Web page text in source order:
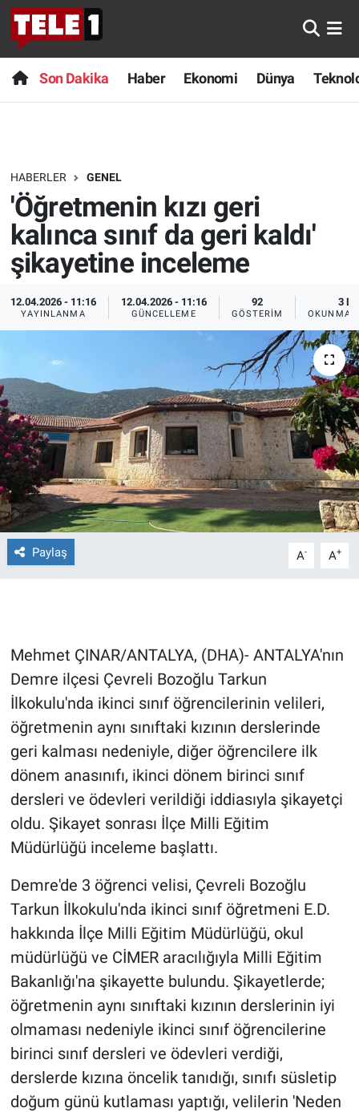
Son Dakika Haber Ekonomi Dünya
HABERLER GENEL
'Öğretmenin kızı geri
kalınca sınıf da geri kaldı'
şikayetine inceleme
12.04.2026 - 11:16
YAYINLANMA
12.04.2026 - 11:16
GÜNCELLEME
92
GÖSTERIM
3 DK
OKUNMA
Paylaş A- A+
Mehmet ÇINAR/ANTALYA, (DHA)- ANTALYA'nın
Demre ilçesi Çevreli Bozoğlu Tarkun
İlkokulu'nda ikinci sınıf öğrencilerinin velileri,
öğretmenin aynı sınıftaki kızının derslerinde
geri kalması nedeniyle, diğer öğrencilere ilk
dönem anasınıfı, ikinci dönem birinci sınıf
dersleri ve ödevleri verildiği iddiasıyla şikayetçi
oldu. Şikayet sonrası İlçe Milli Eğitim
Müdürlüğü inceleme başlattı.
Demre'de 3 öğrenci velisi, Çevreli Bozoğlu
Tarkun İlkokulu'nda ikinci sınıf öğretmeni E.D.
hakkında İlçe Milli Eğitim Müdürlüğü, okul
müdürlüğü ve CİMER aracılığıyla Milli Eğitim
Bakanlığı'na şikayette bulundu. Şikayetlerde;
öğretmenin aynı sınıftaki kızının derslerinin iyi
olmaması nedeniyle ikinci sınıf öğrencilerine
birinci sınıf dersleri ve ödevleri verdiği,
derslerde kızına öncelik tanıdığı, sınıfı süsletip
doğum günü kutlaması yaptığı, velilerin 'Neden
Anında Manşet
Başka Sohbetler
Bilim turu
Bilim ve Teknoloji Evreni
Doğa Konuşuyor
Dünya
Ege'den Esintiler
Eğitim
Eğlence
Ekonomi
Forum
Gün Bitiyor
Gündem Özel
Günün görüntüsü
Haber
İlan
Kimdir
Koronavirüs
Kültür Sanat
Ne demişti
Nedir
Son Dakika
Haber
Dünya
Teknoloji
Sağlık
Spor
İletişim
Nöbetçi Eczaneler
Hava Durumu
Trafik Durumu
Süper Lig Puan Durumu ve Fikstür
Tüm Manşetler
Son Dakika Haberleri